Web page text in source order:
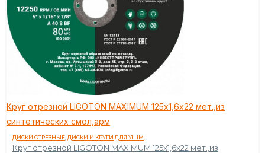
Круг отрезной LIGOTON MAXIMUM 125х1,6х22 мет.,из
синтетических смол,арм
ДИСКИ ОТРЕЗНЫЕ ДИСКИ И КРУГИ ДЛЯ УШМ
Круг отрезной LIGOTON MAXIMUM 125х1,6х22 мет.,из